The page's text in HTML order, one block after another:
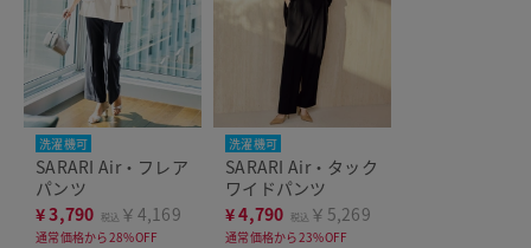
洗濯機可
SARARI Air・フレア
パンツ
¥3,790 税込 ￥4,169
通常価格から28%OFF
洗濯機可
SARARI Air・タック
ワイドパンツ
¥4,790 税込 ￥5,269
通常価格から23%OFF